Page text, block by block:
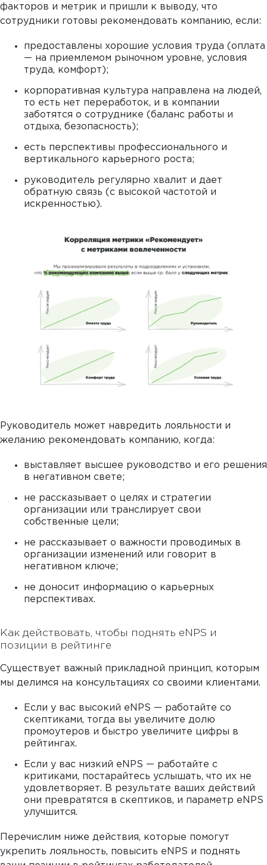
факторов и метрик и пришли к выводу, что
сотрудники готовы рекомендовать компанию, если:
предоставлены хорошие условия труда (оплата
— на приемлемом рыночном уровне, условия
труда, комфорт);
корпоративная культура направлена на людей,
то есть нет переработок, и в компании
заботятся о сотруднике (баланс работы и
отдыха, безопасность);
есть перспективы профессионального и
вертикального карьерного роста;
руководитель регулярно хвалит и дает
обратную связь (с высокой частотой и
искренностью).
Руководитель может навредить лояльности и
желанию рекомендовать компанию, когда:
выставляет высшее руководство и его решения
в негативном свете;
не рассказывает о целях и стратегии
организации или транслирует свои
собственные цели;
не рассказывает о важности проводимых в
организации изменений или говорит в
негативном ключе;
не доносит информацию о карьерных
перспективах.
Как действовать, чтобы поднять eNPS и
позиции в рейтинге
Существует важный прикладной принцип, которым
мы делимся на консультациях со своими клиентами.
Если у вас высокий eNPS — работайте со
скептиками, тогда вы увеличите долю
промоутеров и быстро увеличите цифры в
рейтингах.
Если у вас низкий eNPS — работайте с
критиками, постарайтесь услышать, что их не
удовлетворяет. В результате ваших действий
они превратятся в скептиков, и параметр eNPS
улучшится.
Перечислим ниже действия, которые помогут
укрепить лояльность, повысить eNPS и поднять